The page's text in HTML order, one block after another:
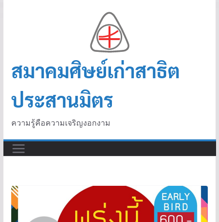
สมาคมศิษย์เก่าสาธิต
ประสานมิตร
ความรู้คือความเจริญงอกงาม